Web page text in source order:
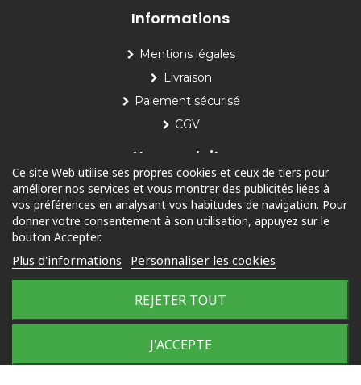
Informations
Mentions légales
Livraison
Paiement sécurisé
CGV
Nos produits
Piscine
Outdoor
© 2025 Tous droits réservés
Plan du site
Ce site Web utilise ses propres cookies et ceux de tiers pour
améliorer nos services et vous montrer des publicités liées à
vos préférences en analysant vos habitudes de navigation. Pour
donner votre consentement à son utilisation, appuyez sur le
bouton Accepter.
Plus d'informations Personnaliser les cookies
REJETER TOUT
J'ACCEPTE